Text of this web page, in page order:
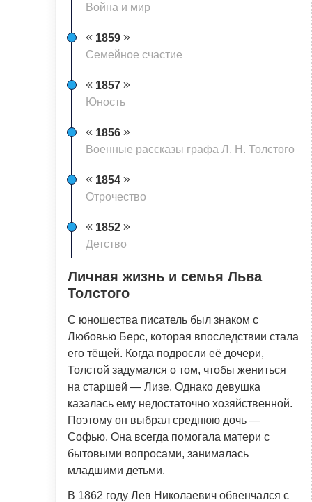
Война и мир
1859
Семейное счастие
1857
Юность
1856
Военные рассказы графа Л. Н. Толстого
1854
Отрочество
1852
Детство
Личная жизнь и семья Льва
Толстого
С юношества писатель был знаком с
Любовью Берс, которая впоследствии стала
его тёщей. Когда подросли её дочери,
Толстой задумался о том, чтобы жениться
на старшей — Лизе. Однако девушка
казалась ему недостаточно хозяйственной.
Поэтому он выбрал среднюю дочь —
Софью. Она всегда помогала матери с
бытовыми вопросами, занималась
младшими детьми.
В 1862 году Лев Николаевич обвенчался с